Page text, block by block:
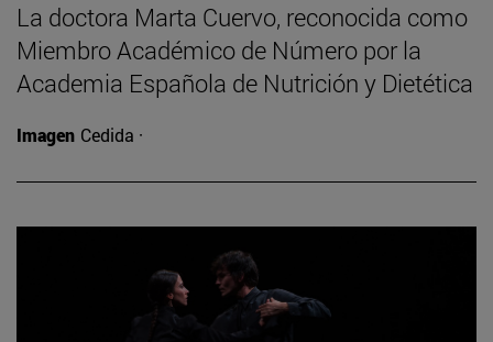
La doctora Marta Cuervo, reconocida como
Miembro Académico de Número por la
Academia Española de Nutrición y Dietética
Imagen Cedida ·